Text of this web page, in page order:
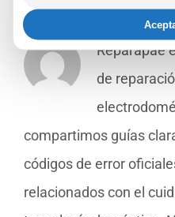
Sobre el Autor:
Reparapae
de
compartimos guías
códigos de error
relacionados con el